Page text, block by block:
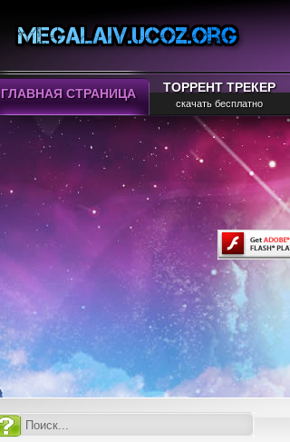
ГЛАВНАЯ СТРАНИЦА ТОРРЕНТ ТРЕКЕР
скачать бесплатно